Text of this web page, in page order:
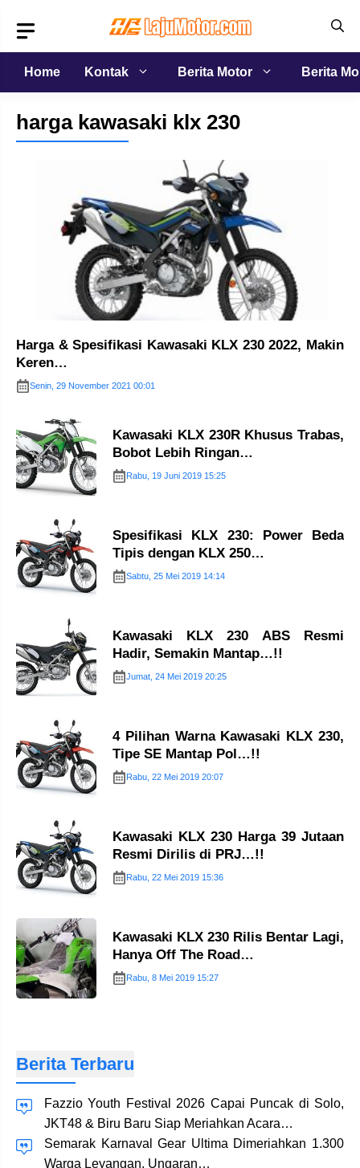
isi
Home
Kontak Berita Motor Berita
harga kawasaki klx 230
Harga & Spesifikasi Kawasaki KLX 230 2022, Makin
Keren…
Senin, 29 November 2021 00:01
Kawasaki KLX 230R Khusus Trabas,
Bobot Lebih Ringan…
Rabu, 19 Juni 2019 15:25
Spesifikasi KLX 230: Power Beda
Tipis dengan KLX 250…
Sabtu, 25 Mei 2019 14:14
Kawasaki KLX 230 ABS Resmi
Hadir, Semakin Mantap…!!
Jumat, 24 Mei 2019 20:25
4 Pilihan Warna Kawasaki KLX 230,
Tipe SE Mantap Pol…!!
Rabu, 22 Mei 2019 20:07
Kawasaki KLX 230 Harga 39 Jutaan
Resmi Dirilis di PRJ…!!
Rabu, 22 Mei 2019 15:36
Kawasaki KLX 230 Rilis Bentar Lagi,
Hanya Off The Road…
Rabu, 8 Mei 2019 15:27
Berita Terbaru
Fazzio Youth Festival 2026 Capai Puncak di Solo,
JKT48 & Biru Baru Siap Meriahkan Acara…
Semarak Karnaval Gear Ultima Dimeriahkan 1.300
Warga Leyangan, Ungaran…